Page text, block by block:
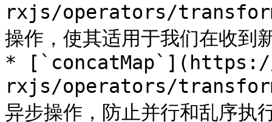
rxjs/operators/
操作，使其适用于我们在收到
*
rxjs/operators/
异步操作，防止并行和乱序执